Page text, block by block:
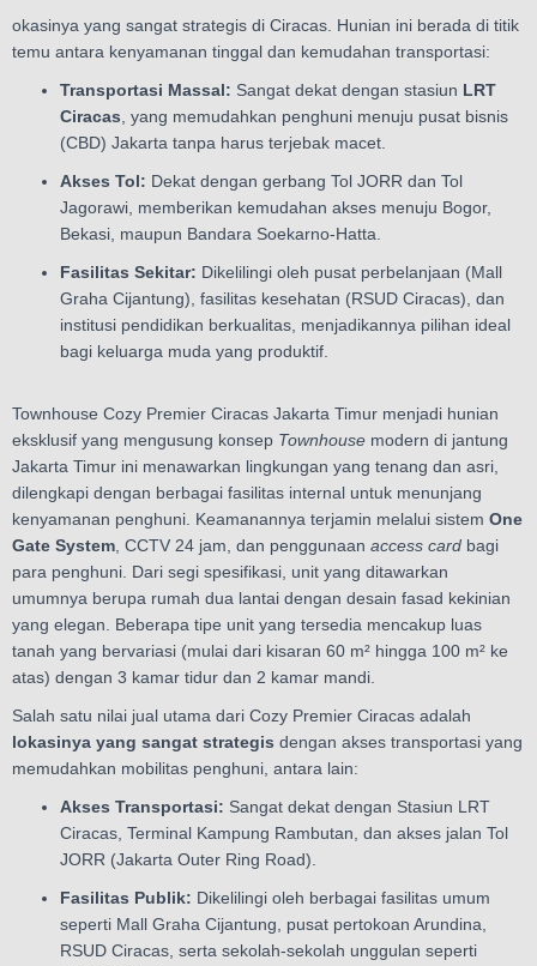
okasinya yang sangat strategis di Ciracas. Hunian ini berada di titik
temu antara kenyamanan tinggal dan kemudahan transportasi:
Transportasi Massal: Sangat dekat dengan stasiun LRT
Ciracas, yang memudahkan penghuni menuju pusat bisnis
(CBD) Jakarta tanpa harus terjebak macet.
Akses Tol: Dekat dengan gerbang Tol JORR dan Tol
Jagorawi, memberikan kemudahan akses menuju Bogor,
Bekasi, maupun Bandara Soekarno-Hatta.
Fasilitas Sekitar: Dikelilingi oleh pusat perbelanjaan (Mall
Graha Cijantung), fasilitas kesehatan (RSUD Ciracas), dan
institusi pendidikan berkualitas, menjadikannya pilihan ideal
bagi keluarga muda yang produktif.
Townhouse Cozy Premier Ciracas Jakarta Timur menjadi hunian
eksklusif yang mengusung konsep Townhouse modern di jantung
Jakarta Timur ini menawarkan lingkungan yang tenang dan asri,
dilengkapi dengan berbagai fasilitas internal untuk menunjang
kenyamanan penghuni. Keamanannya terjamin melalui sistem One
Gate System, CCTV 24 jam, dan penggunaan access card bagi
para penghuni. Dari segi spesifikasi, unit yang ditawarkan
umumnya berupa rumah dua lantai dengan desain fasad kekinian
yang elegan. Beberapa tipe unit yang tersedia mencakup luas
tanah yang bervariasi (mulai dari kisaran 60 m² hingga 100 m² ke
atas) dengan 3 kamar tidur dan 2 kamar mandi.
Salah satu nilai jual utama dari Cozy Premier Ciracas adalah
lokasinya yang sangat strategis dengan akses transportasi yang
memudahkan mobilitas penghuni, antara lain:
Akses Transportasi: Sangat dekat dengan Stasiun LRT
Ciracas, Terminal Kampung Rambutan, dan akses jalan Tol
JORR (Jakarta Outer Ring Road).
Fasilitas Publik: Dikelilingi oleh berbagai fasilitas umum
seperti Mall Graha Cijantung, pusat pertokoan Arundina,
RSUD Ciracas, serta sekolah-sekolah unggulan seperti